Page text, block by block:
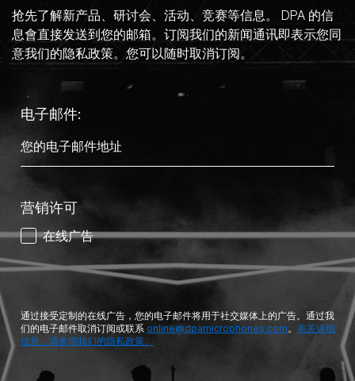
抢先了解新产品、研讨会、活动、竞赛等信息。 DPA 的信
息會直接发送到您的邮箱。订阅我们的新闻通讯即表示您同
意我们的隐私政策。您可以随时取消订阅。
电子邮件:
营销许可
在线广告
通过接受定制的在线广告，您的电子邮件将用于社交媒体上的广告。通过我
们的电子邮件取消订阅或联系 online@dpamicrophones.com 。 有关详细
信息，请参阅我们的隐私政策。